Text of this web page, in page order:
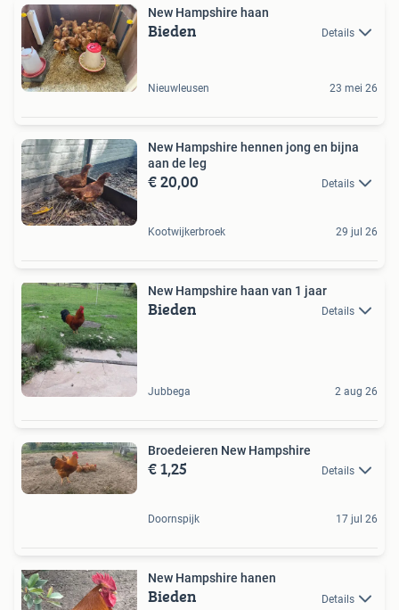
New Hampshire haan
Bieden Details
Nieuwleusen 23 mei 26
New Hampshire hennen jong en bijna
aan de leg
€ 20,00 Details
Kootwijkerbroek 29 jul 26
New Hampshire haan van 1 jaar
Bieden Details
Jubbega 2 aug 26
Broedeieren New Hampshire
€ 1,25 Details
Doornspijk 17 jul 26
New Hampshire hanen
Bieden Details